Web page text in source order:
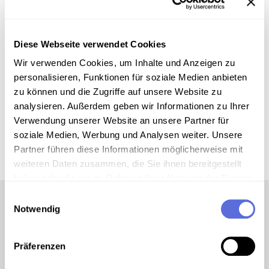
Diese Webseite verwendet Cookies
Wir verwenden Cookies, um Inhalte und Anzeigen zu
personalisieren, Funktionen für soziale Medien anbieten
zu können und die Zugriffe auf unsere Website zu
analysieren. Außerdem geben wir Informationen zu Ihrer
Verwendung unserer Website an unsere Partner für
soziale Medien, Werbung und Analysen weiter. Unsere
Partner führen diese Informationen möglicherweise mit
weiteren Daten zusammen, die Sie ihnen bereitgestellt
Notwendig
Präferenzen
©
Wien, Michaelerplatz mit Burgtheater um 1783
Gesellschaftlich führte Mozart ein recht aktives
Leben, verkehrte in den Salons und Freimaurerlogen